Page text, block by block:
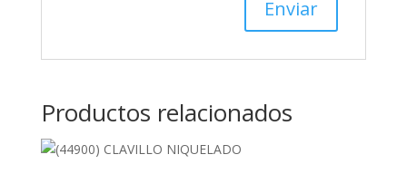
Productos relacionados